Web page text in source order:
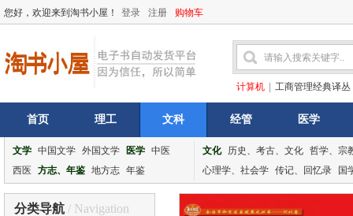
您好，欢迎来到淘书小屋！ 登录 注册 购物车
计算机 工商管理经典译丛
首页 理工 文科 经管 医学
文学 中国文学 外国文学 医学 中医
西医
方志、年鉴 地方志 年鉴
文化 历史、考古、文化 哲学、宗
心理学、社会学 传记、回忆录 国
分类导航 / Navigation